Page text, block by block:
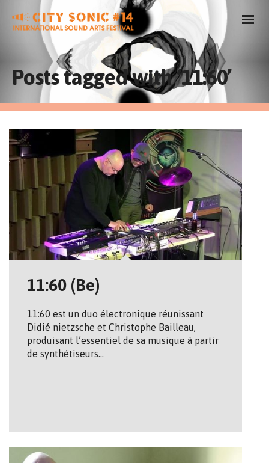
Posts tagged with ‘11:60’
11:60 (Be)
11:60 est un duo électronique réunissant
Didié nietzsche et Christophe Bailleau,
produisant l’essentiel de sa musique à partir
de synthétiseurs…